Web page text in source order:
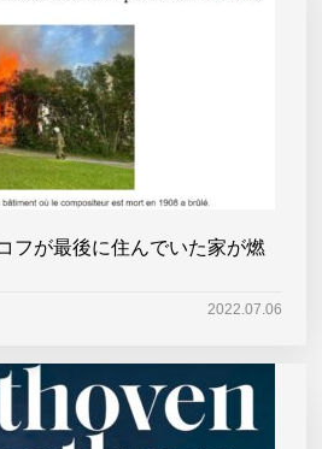
フが最後に住んでいた家が燃
2022.07.06